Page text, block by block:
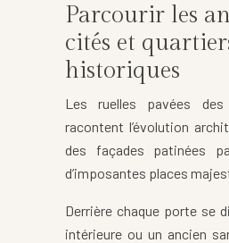
Parcourir les
cités et
historiques
Les ruelles pavées des
racontent l’évolution
des façades patinées
d’imposantes places
Derrière chaque porte se
intérieure ou un ancien